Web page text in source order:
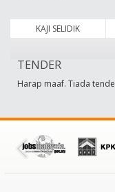
KAJI SELIDIK
TENDER
Harap maaf. Tiada